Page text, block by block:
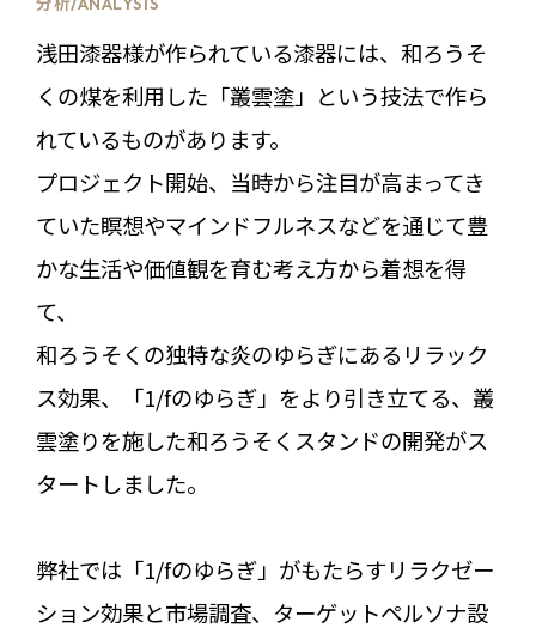
浅田漆器様が作られている漆器には、和ろうそ
くの煤を利用した「叢雲塗」という技法で作ら
れているものがあります。
プロジェクト開始、当時から注目が高まってき
ていた瞑想やマインドフルネスなどを通じて豊
かな生活や価値観を育む考え方から着想を得
て、
和ろうそくの独特な炎のゆらぎにあるリラック
ス効果、「1/fのゆらぎ」をより引き立てる、叢
雲塗りを施した和ろうそくスタンドの開発がス
タートしました。
弊社では「1/fのゆらぎ」がもたらすリラクゼー
ション効果と市場調査、ターゲットペルソナ設